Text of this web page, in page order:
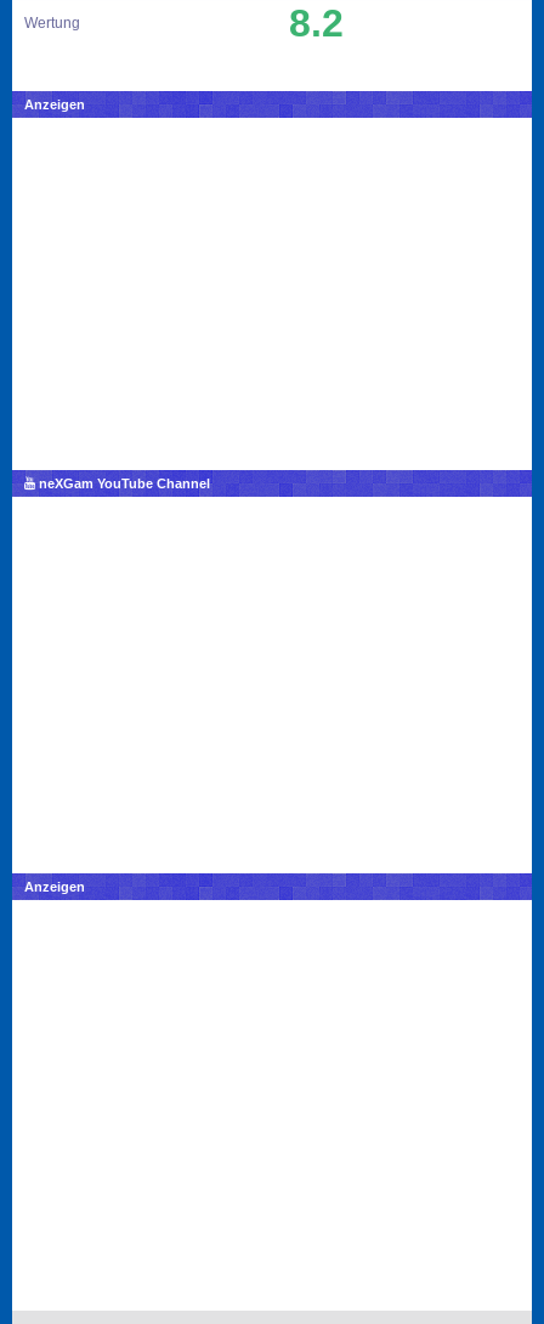
Wertung 8.2
Anzeigen
neXGam YouTube Channel
Anzeigen